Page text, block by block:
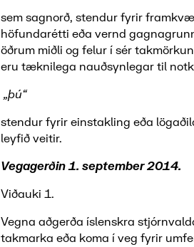
sem sagnorð, stendur fyrir
höfundarétti eða vernd
öðrum miðli og felur í sér
eru tæknilega nauðsynlegar til
„þú“
stendur fyrir einstakling eða
leyfið veitir.
Vegagerðin 1. september 2014.
Viðauki 1.
Vegna aðgerða íslenskra
takmarka eða koma í veg fyrir